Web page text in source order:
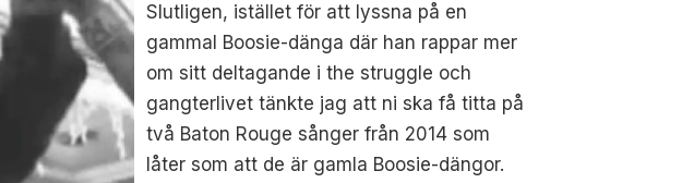
Slutligen, istället för att lyssna på en
gammal Boosie-dänga där han rappar mer
om sitt deltagande i the struggle och
gangterlivet tänkte jag att ni ska få titta på
två Baton Rouge sånger från 2014 som
låter som att de är gamla Boosie-dängor.